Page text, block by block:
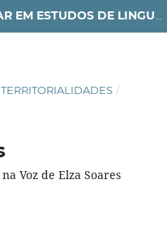
/
Voz de Elza Soares